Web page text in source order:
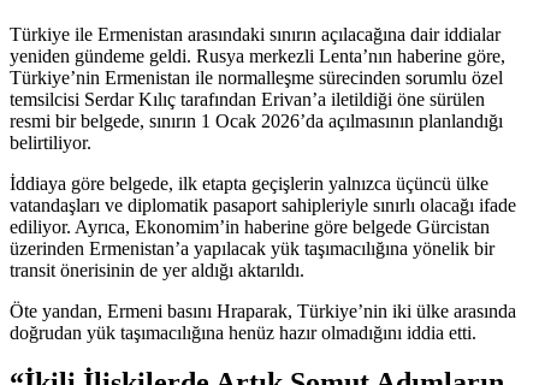
Türkiye ile Ermenistan arasındaki sınırın açılacağına dair iddialar
yeniden gündeme geldi. Rusya merkezli Lenta’nın haberine göre,
Türkiye’nin Ermenistan ile normalleşme sürecinden sorumlu özel
temsilcisi Serdar Kılıç tarafından Erivan’a iletildiği öne sürülen
resmi bir belgede, sınırın 1 Ocak 2026’da açılmasının planlandığı
belirtiliyor.
İddiaya göre belgede, ilk etapta geçişlerin yalnızca üçüncü ülke
vatandaşları ve diplomatik pasaport sahipleriyle sınırlı olacağı ifade
ediliyor. Ayrıca, Ekonomim’in haberine göre belgede Gürcistan
üzerinden Ermenistan’a yapılacak yük taşımacılığına yönelik bir
transit önerisinin de yer aldığı aktarıldı.
Öte yandan, Ermeni basını Hraparak, Türkiye’nin iki ülke arasında
doğrudan yük taşımacılığına henüz hazır olmadığını iddia etti.